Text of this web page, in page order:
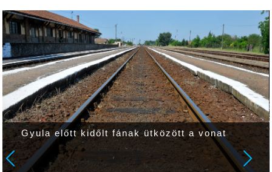
Gyula előtt kidőlt fának ütközött a vonat